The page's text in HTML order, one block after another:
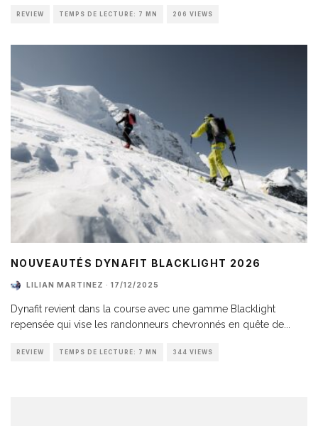
REVIEW TEMPS DE LECTURE: 7 MN 206 VIEWS
NOUVEAUTÉS DYNAFIT BLACKLIGHT 2026
LILIAN MARTINEZ · 17/12/2025
Dynafit revient dans la course avec une gamme Blacklight
repensée qui vise les randonneurs chevronnés en quête de
REVIEW TEMPS DE LECTURE: 7 MN 344 VIEWS